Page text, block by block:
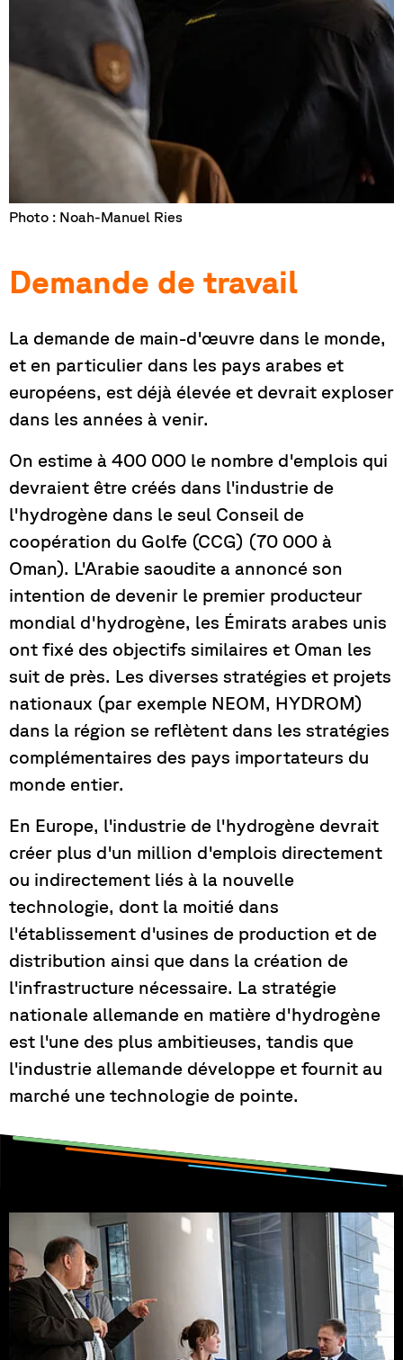
Photo : Noah-Manuel Ries
Demande de travail
La demande de main-d'œuvre dans le monde,
et en particulier dans les pays arabes et
européens, est déjà élevée et devrait exploser
dans les années à venir.
On estime à 400 000 le nombre d'emplois qui
devraient être créés dans l'industrie de
l'hydrogène dans le seul Conseil de
coopération du Golfe (CCG) (70 000 à
Oman). L'Arabie saoudite a annoncé son
intention de devenir le premier producteur
mondial d'hydrogène, les Émirats arabes unis
ont fixé des objectifs similaires et Oman les
suit de près. Les diverses stratégies et projets
nationaux (par exemple NEOM, HYDROM)
dans la région se reflètent dans les stratégies
complémentaires des pays importateurs du
monde entier.
En Europe, l'industrie de l'hydrogène devrait
créer plus d'un million d'emplois directement
ou indirectement liés à la nouvelle
technologie, dont la moitié dans
l'établissement d'usines de production et de
distribution ainsi que dans la création de
l'infrastructure nécessaire. La stratégie
nationale allemande en matière d'hydrogène
est l'une des plus ambitieuses, tandis que
l'industrie allemande développe et fournit au
marché une technologie de pointe.